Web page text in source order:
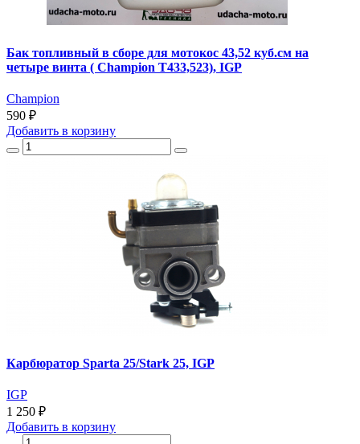
Бак топливный в сборе для мотокос 43,52 куб.см на
четыре винта ( Champion T433,523), IGP
Champion
590 ₽
Добавить в корзину
Карбюратор Sparta 25/Stark 25, IGP
IGP
1 250 ₽
Добавить в корзину